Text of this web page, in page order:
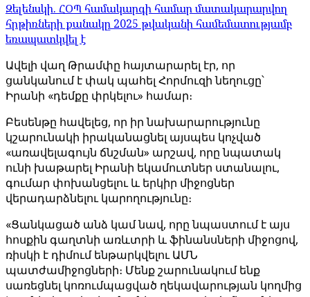
Զելենսկի. ՀՕՊ համակարգի համար մատակարարվող
հրթիռների քանակը 2025 թվականի համեմատությամբ
եռապատկվել է
Ավելի վաղ Թրամփը հայտարարել էր, որ
ցանկանում է փակ պահել Հորմուզի նեղուցը՝
Իրանի «դեմքը փրկելու» համար։
Բեսենթը հավելեց, որ իր նախարարությունը
կշարունակի իրականացնել այսպես կոչված
«առավելագույն ճնշման» արշավ, որը նպատակ
ունի խաթարել Իրանի եկամուտներ ստանալու,
գումար փոխանցելու և երկիր միջոցներ
վերադարձնելու կարողությունը։
«Ցանկացած անձ կամ նավ, որը նպաստում է այս
հոսքին գաղտնի առևտրի և ֆինանսների միջոցով,
ռիսկի է դիմում ենթարկվելու ԱՄՆ
պատժամիջոցների։ Մենք շարունակում ենք
սառեցնել կոռումպացված ղեկավարության կողմից